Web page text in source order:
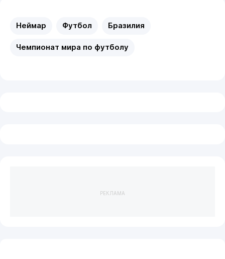
Неймар Футбол Бразилия
Чемпионат мира по футболу
РЕКЛАМА